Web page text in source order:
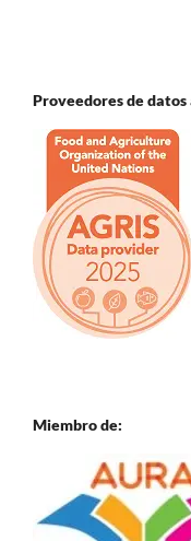
Proveedores de datos
Miembro de: